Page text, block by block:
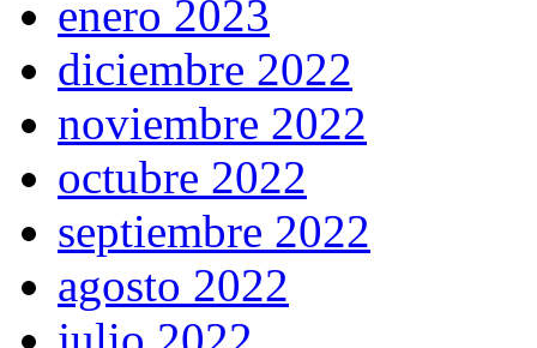
enero 2023
diciembre 2022
noviembre 2022
octubre 2022
septiembre 2022
agosto 2022